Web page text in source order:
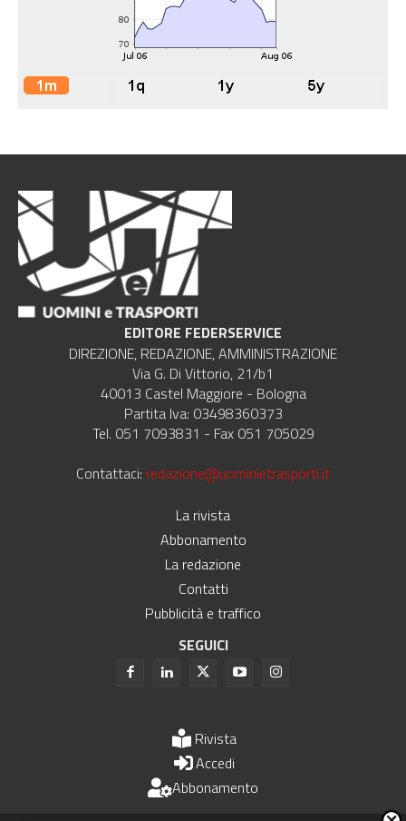
EDITORE FEDERSERVICE
DIREZIONE, REDAZIONE, AMMINISTRAZIONE
Via G. Di Vittorio, 21/b1
40013 Castel Maggiore - Bologna
Partita Iva: 03498360373
Tel. 051 7093831 - Fax 051 705029
Contattaci: redazione@uominietrasporti.it
La rivista
Abbonamento
La redazione
Contatti
Pubblicità e traffico
SEGUICI
Rivista
Accedi
Abbonamento